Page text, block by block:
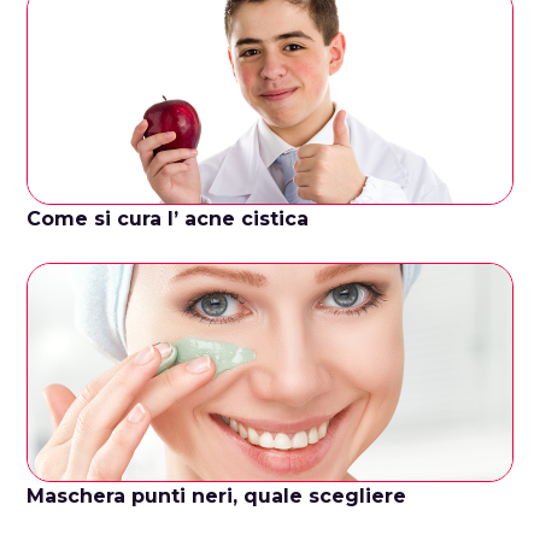
Come si cura l’ acne cistica
Maschera punti neri, quale scegliere